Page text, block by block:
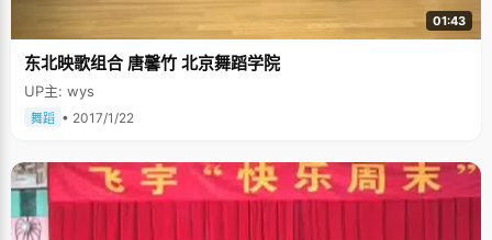
01:43
东北映歌组合 唐馨竹 北京舞蹈学院
UP主: wys
舞蹈 • 2017/1/22